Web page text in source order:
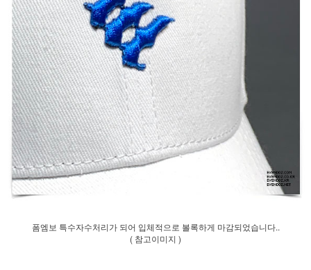
폼엠보 특수자수처리가 되어 입체적으로 볼록하게 마감되었습니다..
( 참고이미지 )